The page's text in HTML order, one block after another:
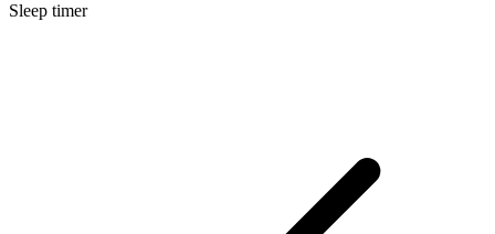
Sleep timer